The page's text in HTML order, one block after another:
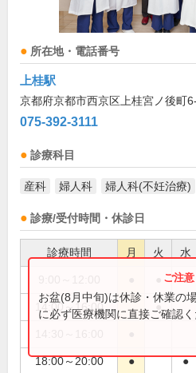
所在地・電話番号
上桂駅
京都府京都市西京区上桂宮ノ後町
075-392-3111
診療科目
産科 婦人科 婦人科(不妊治療)
診療/受付時間・休診日
診療時間 月 火 水
●
14:00～16:00 ●
18:00～20:00 ● ●
お盆(8月中旬)は休診・休業の
に必ず医療機関に直接ご確認く